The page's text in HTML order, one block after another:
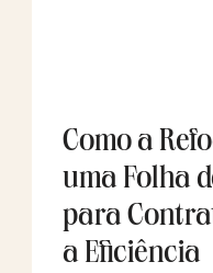
Como a
uma Folha
para
a Eficiência